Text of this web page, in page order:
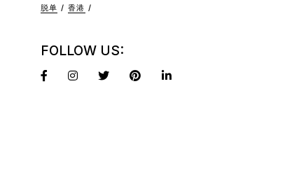
脱单
香港
FOLLOW US: